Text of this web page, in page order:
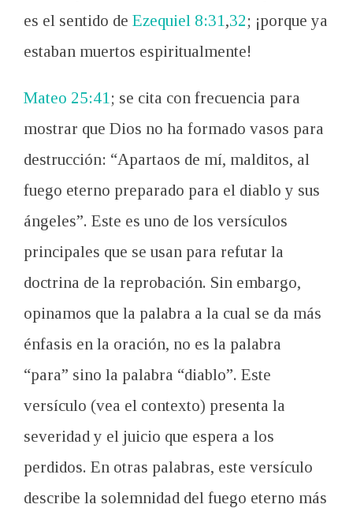
es el sentido de Ezequiel 8:31,32; ¡porque ya
estaban muertos espiritualmente!
Mateo 25:41; se cita con frecuencia para
mostrar que Dios no ha formado vasos para
destrucción: “Apartaos de mí, malditos, al
fuego eterno preparado para el diablo y sus
ángeles”. Este es uno de los versículos
principales que se usan para refutar la
doctrina de la reprobación. Sin embargo,
opinamos que la palabra a la cual se da más
énfasis en la oración, no es la palabra
“para” sino la palabra “diablo”. Este
versículo (vea el contexto) presenta la
severidad y el juicio que espera a los
perdidos. En otras palabras, este versículo
describe la solemnidad del fuego eterno más